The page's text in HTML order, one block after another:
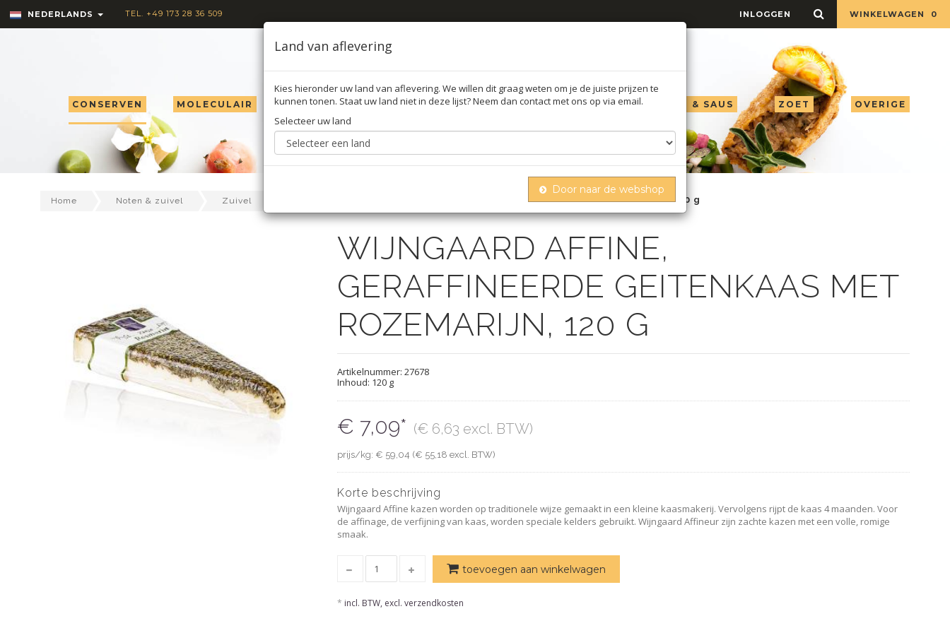
NEDERLANDS TEL. +49 173 28 36 509 WINKELWAGEN 0
INLOGGEN
CONSERVEN MOLECULAIR TRUFFEL OLIE AZIJN & SAUS ZOET OVERIGE
Home Noten & zuivel Zuivel Wijngaard ​​affine, geraffineerde geitenkaas met rozemarijn, 120 g
WIJNGAARD ​​AFFINE,
GERAFFINEERDE GEITENKAAS MET
ROZEMARIJN, 120 G
Artikelnummer: 27678
Inhoud: 120 g
€ 7,09* (€ 6,63 excl. BTW)
prijs/kg: € 59,04 (€ 55,18 excl. BTW)
Korte beschrijving
Wijngaard Affine kazen worden op traditionele wijze gemaakt in een kleine kaasmakerij. Vervolgens rijpt de kaas 4 maanden. Voor
de affinage, de verfijning van kaas, worden speciale kelders gebruikt. Wijngaard Affineur zijn zachte kazen met een volle, romige
smaak.
toevoegen aan winkelwagen
* incl. BTW, excl. verzendkosten
Land van aflevering
Kies hieronder uw land van aflevering. We willen dit graag weten om je de juiste prijzen te
kunnen tonen. Staat uw land niet in deze lijst? Neem dan contact met ons op via email.
Selecteer uw land
Door naar de webshop